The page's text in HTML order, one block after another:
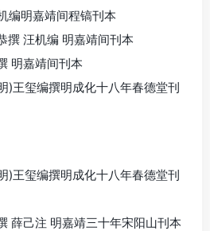
编明嘉靖间程镐刊本
撰 汪机编 明嘉靖间刊本
明嘉靖间刊本
)王玺编撰明成化十八年春德堂刊
)王玺编撰明成化十八年春德堂刊
薛己注 明嘉靖三十年宋阳山刊本